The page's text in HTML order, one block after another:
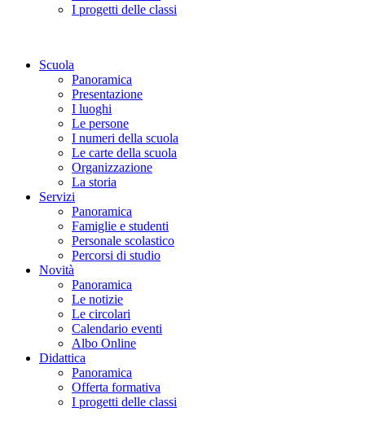
I progetti delle classi
Scuola
Panoramica
Presentazione
I luoghi
Le persone
I numeri della scuola
Le carte della scuola
Organizzazione
La storia
Servizi
Panoramica
Famiglie e studenti
Personale scolastico
Percorsi di studio
Novità
Panoramica
Le notizie
Le circolari
Calendario eventi
Albo Online
Didattica
Panoramica
Offerta formativa
I progetti delle classi